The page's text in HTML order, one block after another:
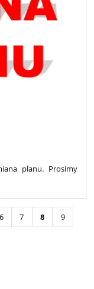
planu. Prosimy
6 7 8
9